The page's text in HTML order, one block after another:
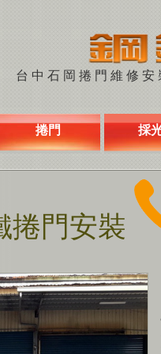
台中石岡捲門維修
捲門 採
捲門安裝